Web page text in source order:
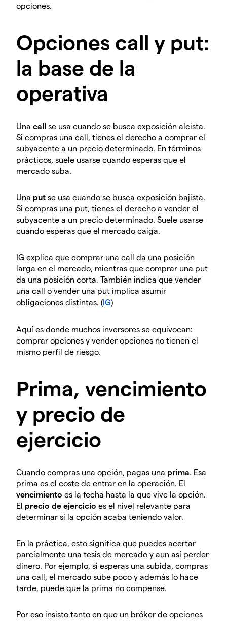
opciones.
Opciones call y put:
la base de la
operativa
Una call se usa cuando se busca exposición alcista.
Si compras una call, tienes el derecho a comprar el
subyacente a un precio determinado. En términos
prácticos, suele usarse cuando esperas que el
mercado suba.
Una put se usa cuando se busca exposición bajista.
Si compras una put, tienes el derecho a vender el
subyacente a un precio determinado. Suele usarse
cuando esperas que el mercado caiga.
IG explica que comprar una call da una posición
larga en el mercado, mientras que comprar una put
da una posición corta. También indica que vender
una call o vender una put implica asumir
obligaciones distintas. (IG)
Aquí es donde muchos inversores se equivocan:
comprar opciones y vender opciones no tienen el
mismo perfil de riesgo.
Prima, vencimiento
y precio de
ejercicio
Cuando compras una opción, pagas una prima. Esa
prima es el coste de entrar en la operación. El
vencimiento es la fecha hasta la que vive la opción.
El precio de ejercicio es el nivel relevante para
determinar si la opción acaba teniendo valor.
En la práctica, esto significa que puedes acertar
parcialmente una tesis de mercado y aun así perder
dinero. Por ejemplo, si esperas una subida, compras
una call, el mercado sube poco y además lo hace
tarde, puede que la prima no compense.
Por eso insisto tanto en que un bróker de opciones